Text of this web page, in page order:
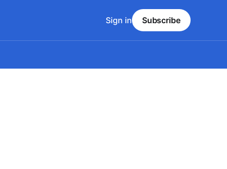
Sign in Subscribe